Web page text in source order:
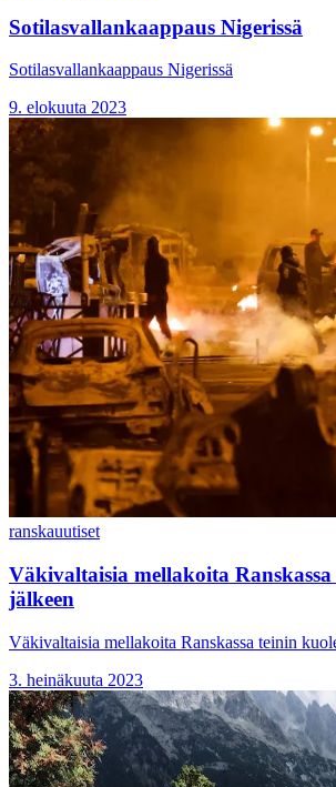
Sotilasvallankaappaus Nigerissä
Sotilasvallankaappaus Nigerissä
9. elokuuta 2023
ranskauutiset
Väkivaltaisia mellakoita
jälkeen
Väkivaltaisia mellakoita Ranskassa teinin
3. heinäkuuta 2023